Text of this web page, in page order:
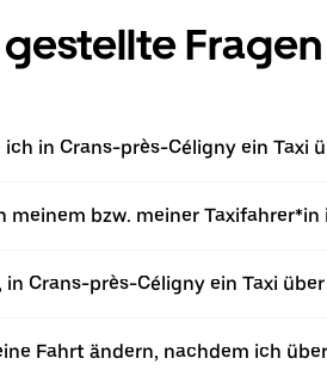
Fragen
in Crans-près-Céligny ein Taxi
meinem bzw. meiner
in Crans-près-Céligny ein Taxi
Fahrt ändern, nachdem ich